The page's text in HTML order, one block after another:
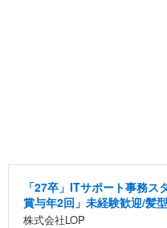
「27卒」ITサポート事務
賞与年2回」未経験歓迎/髪
株式会社LOP